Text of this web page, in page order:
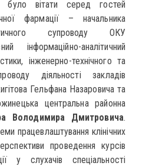
було вітати серед гостей
фармації – начальника
супроводу ОКУ
інформаційно-аналітичний
інженерно-технічного та
діяльності закладів
Гельфана Назаровича та
центральна районна
Володимира Дмитровича.
працевлаштування клінічних
проведення курсів
у слухачів спеціальності